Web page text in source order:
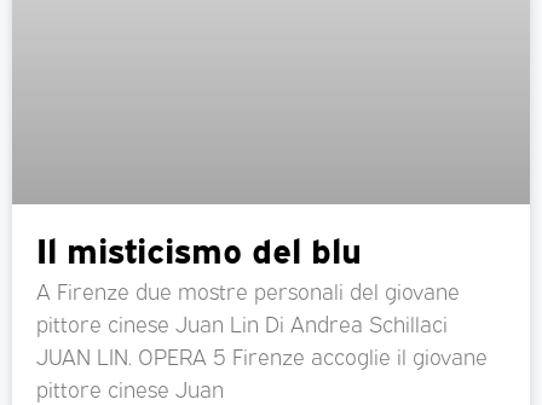
Il misticismo del blu
A Firenze due mostre personali del giovane
pittore cinese Juan Lin Di Andrea Schillaci
JUAN LIN. OPERA 5 Firenze accoglie il giovane
pittore cinese Juan